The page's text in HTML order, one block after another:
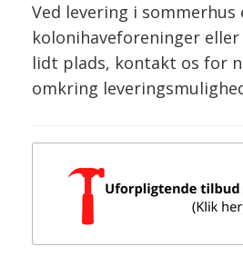
Ved levering i sommerhus
kolonihaveforeninger
lidt plads, kontakt os for
omkring